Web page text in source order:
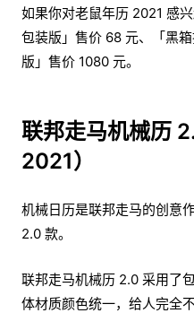
如果你对老鼠年历 2021 感
包装版」售价 68 元、「黑
版」售价 1080 元。
联邦走马机械历
2021）
机械日历是联邦走马的创意
2.0 款。
联邦走马机械历 2.0 采用了
体材质颜色统一，给人完全